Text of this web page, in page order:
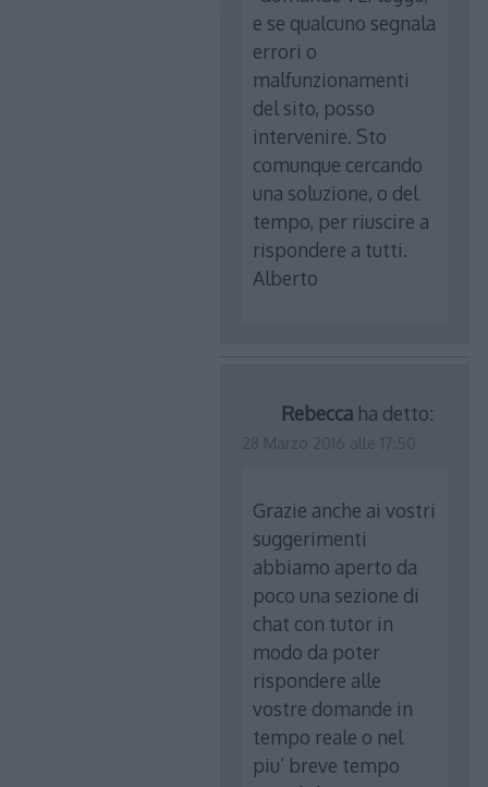
e se qualcuno segnala
errori o
malfunzionamenti
del sito, posso
intervenire. Sto
comunque cercando
una soluzione, o del
tempo, per riuscire a
rispondere a tutti.
Alberto
Rebecca ha detto:
Grazie anche ai vostri
suggerimenti
abbiamo aperto da
poco una sezione di
chat con tutor in
modo da poter
rispondere alle
vostre domande in
tempo reale o nel
piu’ breve tempo